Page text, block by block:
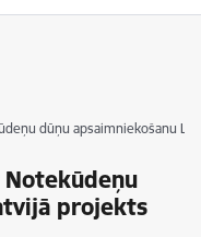
dūņu apsaimniekošanu
projekts